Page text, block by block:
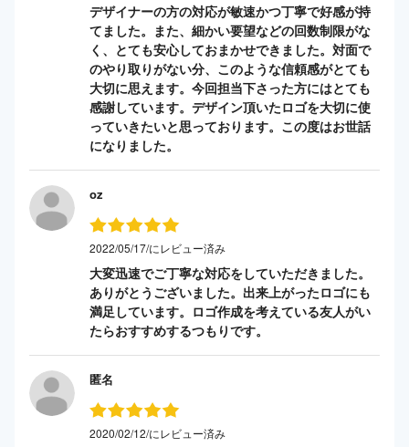
デザイナーの方の対応が敏速かつ丁寧で好感が持
てました。また、細かい要望などの回数制限がな
く、とても安心しておまかせできました。対面で
のやり取りがない分、このような信頼感がとても
大切に思えます。今回担当下さった方にはとても
感謝しています。デザイン頂いたロゴを大切に使
っていきたいと思っております。この度はお世話
になりました。
oz
2022/05/17/にレビュー済み
大変迅速でご丁寧な対応をしていただきました。
ありがとうございました。出来上がったロゴにも
満足しています。ロゴ作成を考えている友人がい
たらおすすめするつもりです。
匿名
2020/02/12/にレビュー済み